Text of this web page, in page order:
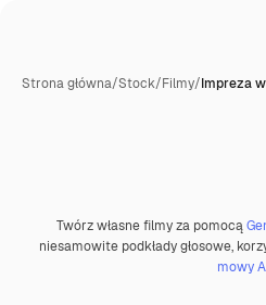
Strona główna/Stock/Filmy/Impreza
Premium
Twórz własne filmy za pomocą
niesamowite podkłady głosowe,
mowy